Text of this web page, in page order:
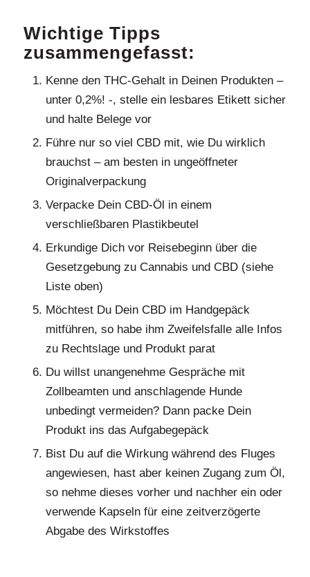
Wichtige Tipps
zusammengefasst:
Kenne den THC-Gehalt in Deinen Produkten –
unter 0,2%! -, stelle ein lesbares Etikett sicher
und halte Belege vor
Führe nur so viel CBD mit, wie Du wirklich
brauchst – am besten in ungeöffneter
Originalverpackung
Verpacke Dein CBD-Öl in einem
verschließbaren Plastikbeutel
Erkundige Dich vor Reisebeginn über die
Gesetzgebung zu Cannabis und CBD (siehe
Liste oben)
Möchtest Du Dein CBD im Handgepäck
mitführen, so habe ihm Zweifelsfalle alle Infos
zu Rechtslage und Produkt parat
Du willst unangenehme Gespräche mit
Zollbeamten und anschlagende Hunde
unbedingt vermeiden? Dann packe Dein
Produkt ins das Aufgabegepäck
Bist Du auf die Wirkung während des Fluges
angewiesen, hast aber keinen Zugang zum Öl,
so nehme dieses vorher und nachher ein oder
verwende Kapseln für eine zeitverzögerte
Abgabe des Wirkstoffes